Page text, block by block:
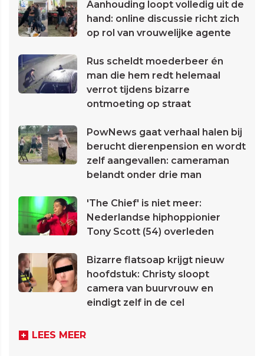
Aanhouding loopt volledig uit de
hand: online discussie richt zich
op rol van vrouwelijke agente
Rus scheldt moederbeer én
man die hem redt helemaal
verrot tijdens bizarre
ontmoeting op straat
PowNews gaat verhaal halen bij
berucht dierenpension en wordt
zelf aangevallen: cameraman
belandt onder drie man
'The Chief' is niet meer:
Nederlandse hiphoppionier
Tony Scott (54) overleden
Bizarre flatsoap krijgt nieuw
hoofdstuk: Christy sloopt
camera van buurvrouw en
eindigt zelf in de cel
LEES MEER